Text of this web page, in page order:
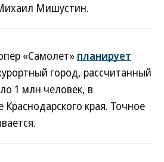
Мишустин.
«Самолет» планирует
город, рассчитанный
1 млн человек, в
края. Точное